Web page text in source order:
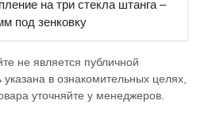
на три стекла штанга –
под зенковку
не является публичной
в ознакомительных целях,
уточняйте у менеджеров.